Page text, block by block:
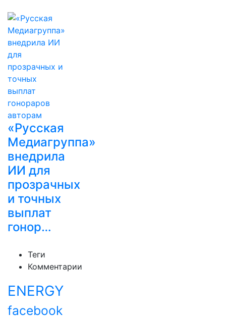
«Русская
Медиагруппа»
внедрила
ИИ для
прозрачных
и точных
выплат
гонор…
Теги
Комментарии
ENERGY
facebook